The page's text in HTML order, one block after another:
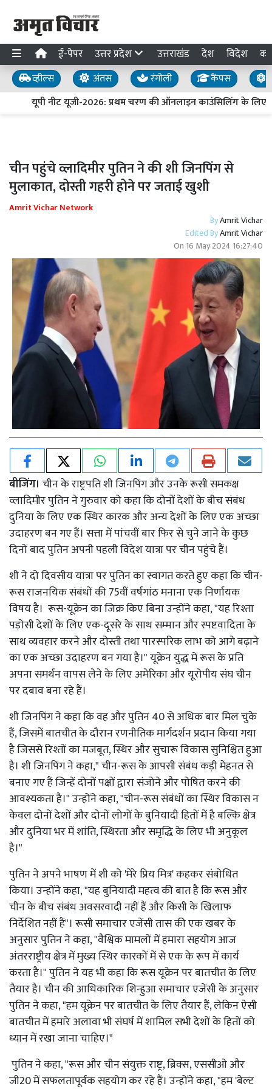
ई-पेपर उत्तर प्रदेश उत्तराखंड देश विदेश
व्हील्स अंतस रंगोली कैंपस
यूपी नीट यूजी-2026: प्रथम चरण की ऑनलाइन काउंसिलिंग के लिए
चीन पहुंचे व्लादिमीर पुतिन ने की शी जिनपिंग से
मुलाकात, दोस्ती गहरी होने पर जताई खुशी
Amrit Vichar Network
ByAmrit Vichar
Edited ByAmrit Vichar
On 16 May 2024 16:27:40
बीजिंग। चीन के राष्ट्रपति शी जिनपिंग और उनके रूसी समकक्ष
व्लादिमीर पुतिन ने गुरुवार को कहा कि दोनों देशों के बीच संबंध
दुनिया के लिए एक स्थिर कारक और अन्य देशों के लिए एक अच्छा
उदाहरण बन गए हैं। सत्ता में पांचवीं बार फिर से चुने जाने के कुछ
दिनों बाद पुतिन अपनी पहली विदेश यात्रा पर चीन पहुंचे हैं।
शी ने दो दिवसीय यात्रा पर पुतिन का स्वागत करते हुए कहा कि चीन-
रूस राजनयिक संबंधों की 75वीं वर्षगांठ मनाना एक निर्णायक
विषय है। रूस-यूक्रेन का जिक्र किए बिना उन्होंने कहा, "यह रिश्ता
पड़ोसी देशों के लिए एक-दूसरे के साथ सम्मान और स्पष्टवादिता के
साथ व्यवहार करने और दोस्ती तथा पारस्परिक लाभ को आगे बढ़ाने
का एक अच्छा उदाहरण बन गया है।" यूक्रेन युद्ध में रूस के प्रति
अपना समर्थन वापस लेने के लिए अमेरिका और यूरोपीय संघ चीन
पर दबाव बना रहे हैं।
शी जिनपिंग ने कहा कि वह और पुतिन 40 से अधिक बार मिल चुके
हैं, जिसमें बातचीत के दौरान रणनीतिक मार्गदर्शन प्रदान किया गया
है जिससे रिश्तों का मजबूत, स्थिर और सुचारू विकास सुनिश्चित हुआ
है। शी जिनपिंग ने कहा," चीन-रूस के आपसी संबंध कड़ी मेहनत से
बनाए गए हैं जिन्हें दोनों पक्षों द्वारा संजोने और पोषित करने की
आवश्यकता है।" उन्होंने कहा, "चीन-रूस संबंधों का स्थिर विकास न
केवल दोनों देशों और दोनों लोगों के बुनियादी हितों में है बल्कि क्षेत्र
और दुनिया भर में शांति, स्थिरता और समृद्धि के लिए भी अनुकूल
है।"
पुतिन ने अपने भाषण में शी को 'मेरे प्रिय मित्र' कहकर संबोधित
किया। उन्होंने कहा, "यह बुनियादी महत्व की बात है कि रूस और
चीन के बीच संबंध अवसरवादी नहीं हैं और किसी के खिलाफ
निर्देशित नहीं हैं"। रूसी समाचार एजेंसी तास की एक खबर के
अनुसार पुतिन ने कहा, "वैश्विक मामलों में हमारा सहयोग आज
अंतरराष्ट्रीय क्षेत्र में मुख्य स्थिर कारकों में से एक के रूप में कार्य
करता है।" पुतिन ने यह भी कहा कि रूस यूक्रेन पर बातचीत के लिए
तैयार है। चीन की आधिकारिक शिन्हुआ समाचार एजेंसी के अनुसार
पुतिन ने कहा, "हम यूक्रेन पर बातचीत के लिए तैयार हैं, लेकिन ऐसी
बातचीत में हमारे अलावा भी संघर्ष में शामिल सभी देशों के हितों को
ध्यान में रखा जाना चाहिए।"
पुतिन ने कहा, "रूस और चीन संयुक्त राष्ट्र, ब्रिक्स, एससीओ और
जी20 में सफलतापूर्वक सहयोग कर रहे हैं। उन्होंने कहा, "हम 'बेल्ट